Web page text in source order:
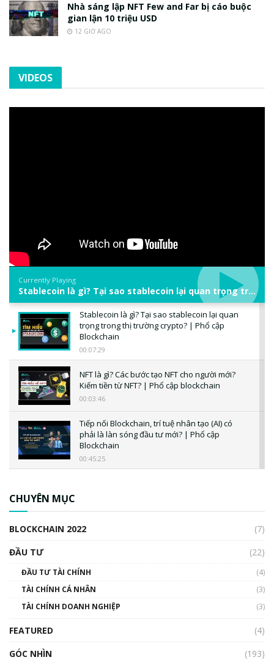
Nhà sáng lập NFT Few and Far bị cáo buộc
gian lận 10 triệu USD
12 GIỜ AGO
VIDEOS
Currently Playing
Stablecoin là gì? Tại sao stablecoin lại quan trọng trong thị trường crypto? | Phổ cập Blockchain
Stablecoin là gì? Tại sao stablecoin lại quan
trọng trong thị trường crypto? | Phổ cập
Blockchain
00:07:29
NFT là gì? Các bước tạo NFT cho người mới?
Kiếm tiền từ NFT? | Phổ cập blockchain
00:03:46
Tiếp nối Blockchain, trí tuệ nhân tạo (AI) có
phải là làn sóng đầu tư mới? | Phổ cập
Blockchain
00:45:25
00:02:14
Nhìn lại năm 2022: Những sự kiện ảnh hưởng
đến hệ sinh thái tiền mã hoá | Phổ cập
CHUYÊN MỤC
BLOCKCHAIN 2022
(7)
ĐẦU TƯ
(22)
ĐẦU TƯ TÀI CHÍNH
(4)
TÀI CHÍNH CÁ NHÂN
(3)
TÀI CHÍNH DOANH NGHIỆP
(3)
FEATURED
(4)
GÓC NHÌN
(193)